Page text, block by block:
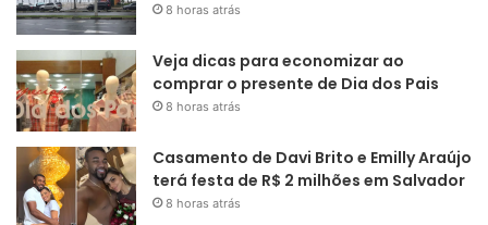
8 horas atrás
Veja dicas para economizar ao
comprar o presente de Dia dos Pais
8 horas atrás
Casamento de Davi Brito e Emilly Araújo
terá festa de R$ 2 milhões em Salvador
8 horas atrás